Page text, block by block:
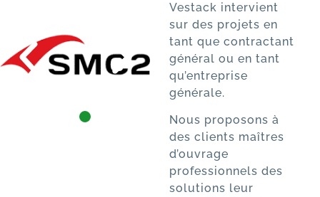
Vestack intervient
sur des projets en
tant que contractant
général ou en tant
qu’entreprise
générale.
Nous proposons à
des clients maîtres
d’ouvrage
professionnels des
solutions leur